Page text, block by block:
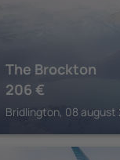
The Brockton
206 €
Bridlington, 08 august